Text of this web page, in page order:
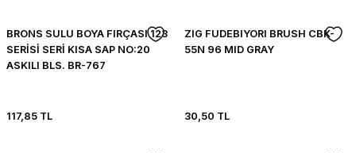
BRONS SULU BOYA FIRÇASI 123
SERİSİ SERİ KISA SAP NO:20
ASKILI BLS. BR-767
117,85 TL
ZIG FUDEBIYORI BRUSH CBK-
55N 96 MID GRAY
30,50 TL